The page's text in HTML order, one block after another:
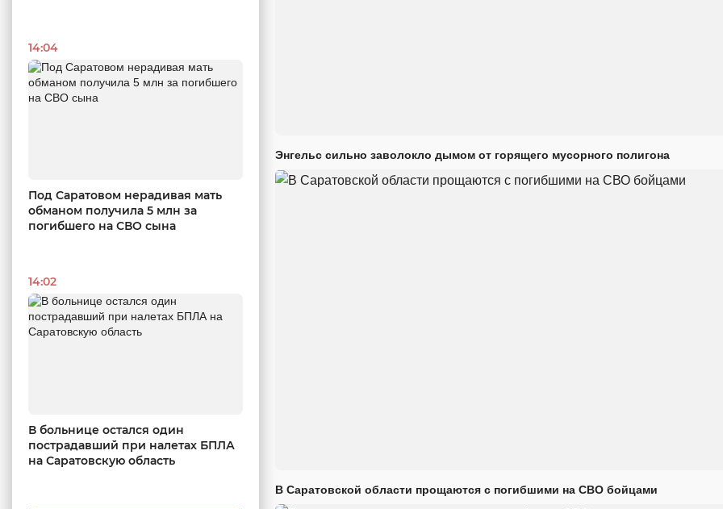
14:04
Под Саратовом нерадивая мать
обманом получила 5 млн за
погибшего на СВО сына
14:02
В больнице остался один
пострадавший при налетах БПЛА
на Саратовскую область
Энгельс сильно заволокло дымом от горящего мусорного полигона
В Саратовской области прощаются с погибшими на СВО бойцами